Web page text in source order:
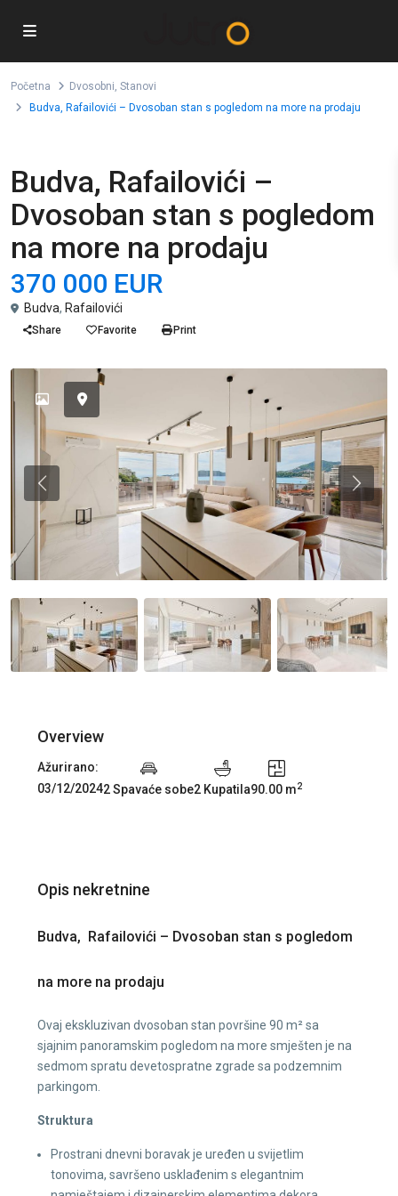
Početna Dvosobni, Stanovi
Budva, Rafailovići – Dvosoban stan s pogledom na more na prodaju
Budva, Rafailovići –
Dvosoban stan s pogledom
na more na prodaju
370 000 EUR
Budva, Rafailovići
Share Favorite Print
Previous
Overview
Ažurirano:
03/12/20242 Spavaće sobe2 Kupatila90.00 m2
Opis nekretnine
Budva, Rafailovići – Dvosoban stan s pogledom
na more na prodaju
Ovaj ekskluzivan dvosoban stan površine 90 m² sa
sjajnim panoramskim pogledom na more smješten je na
sedmom spratu devetospratne zgrade sa podzemnim
parkingom.
Struktura
Prostrani dnevni boravak je uređen u svijetlim
tonovima, savršeno usklađenim s elegantnim